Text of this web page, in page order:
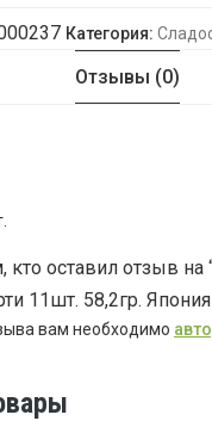
Категория:
Отзывы (0)
кто оставил отзыв на
11шт. 58,2гр.
вам необходимо